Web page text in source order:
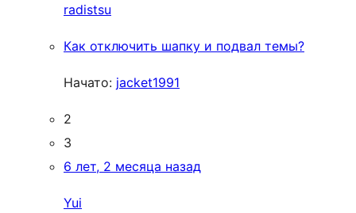
radistsu
Как отключить шапку и подвал темы?
Начато: jacket1991
2
3
6 лет, 2 месяца назад
Yui